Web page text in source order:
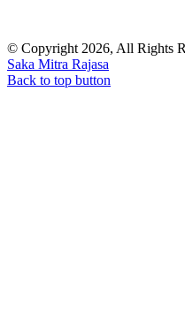
© Copyright 2026, All Rights
Saka Mitra Rajasa
Back to top button